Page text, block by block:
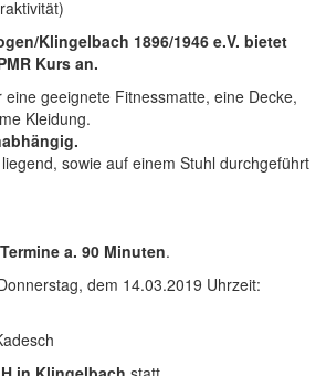
Klingelbach 1896/1946 e.V. bietet
Kurs an.
geeignete Fitnessmatte, eine Decke,
Kleidung.
sowie auf einem Stuhl durchgeführt
a. 90 Minuten.
dem 14.03.2019 Uhrzeit: